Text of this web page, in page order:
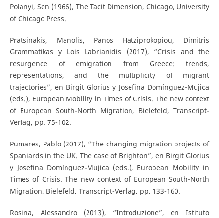
Polanyi, Sen (1966), The Tacit Dimension, Chicago, University
of Chicago Press.
Pratsinakis, Manolis, Panos Hatziprokopiou, Dimitris
Grammatikas y Lois Labrianidis (2017), “Crisis and the
resurgence of emigration from Greece: trends,
representations, and the multiplicity of migrant
trajectories”, en Birgit Glorius y Josefina Domínguez-Mujica
(eds.), European Mobility in Times of Crisis. The new context
of European South-North Migration, Bielefeld, Transcript-
Verlag, pp. 75-102.
Pumares, Pablo (2017), “The changing migration projects of
Spaniards in the UK. The case of Brighton”, en Birgit Glorius
y Josefina Domínguez-Mujica (eds.), European Mobility in
Times of Crisis. The new context of European South-North
Migration, Bielefeld, Transcript-Verlag, pp. 133-160.
Rosina, Alessandro (2013), “Introduzione”, en Istituto